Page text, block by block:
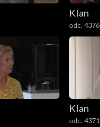
Klan
odc. 4376
Klan
odc. 4371